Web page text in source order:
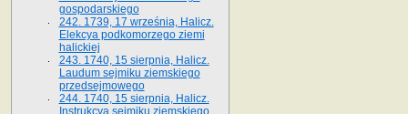
gospodarskiego
242. 1739, 17 września, Halicz.
Elekcya podkomorzego ziemi
halickiej
243. 1740, 15 sierpnia, Halicz.
Laudum sejmiku ziemskiego
przedsejmowego
244. 1740, 15 sierpnia, Halicz.
Instrukcya sejmiku ziemskiego